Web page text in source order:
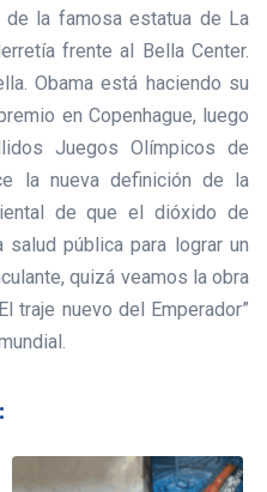
la famosa estatua de La
frente al Bella Center.
Obama está haciendo su
en Copenhague, luego
Juegos Olímpicos de
la nueva definición de la
de que el dióxido de
pública para lograr un
quizá veamos la obra
traje nuevo del Emperador”